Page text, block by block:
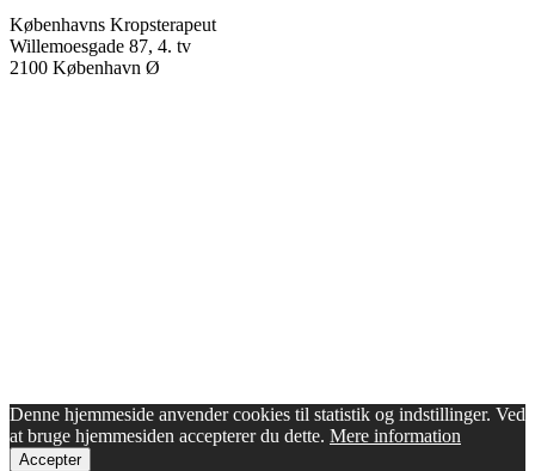
Københavns Kropsterapeut
Willemoesgade 87, 4. tv
2100 København Ø
Denne hjemmeside anvender cookies til statistik og indstillinger. Ved
at bruge hjemmesiden accepterer du dette. Mere information
Accepter